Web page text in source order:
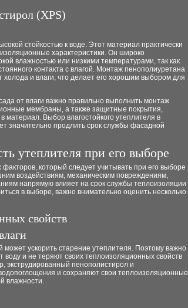
(XPS)
стойкостью к воде. Этот материал практически
характеристики. Он широко
влажностью или низкими температурами, так как
контакта с влагой. Монтаж пенополиуретана
и влаги, что делает его хорошим выбором для
от влаги важно правильно выполнить монтаж
мембраны, а также защитные покрытия,
материал. Выбор влагостойкого утеплителя в
значительно продлить срок службы фасадной
утеплителя при его выборе
который следует учитывать при его выборе
воздействиям, механическим повреждениям,
напрямую влияет на срок службы теплоизоляции
в выборе, важно внимательно оценить несколько
свойств
ускорить старение утеплителя. Поэтому важно
и не теряют своих теплоизоляционных свойств
экструдированный пенополистирол и
и сохраняют свои теплоизоляционные
влажности.